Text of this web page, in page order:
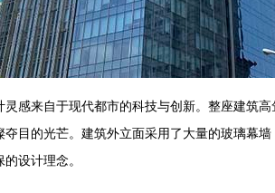
灵感来自于现代都市的科技与创新。整座建筑
夺目的光芒。建筑外立面采用了大量的玻璃幕
设计理念。